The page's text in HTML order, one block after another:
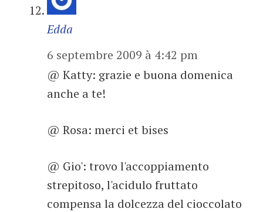
Edda
6 septembre 2009 à 4:42 pm
@ Katty: grazie e buona domenica
anche a te!
@ Rosa: merci et bises
@ Gio': trovo l'accoppiamento
strepitoso, l'acidulo fruttato
compensa la dolcezza del cioccolato